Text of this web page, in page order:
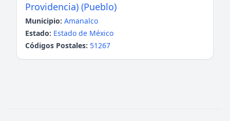
Providencia) (Pueblo)
Municipio: Amanalco
Estado: Estado de México
Códigos Postales: 51267